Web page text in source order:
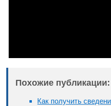
Похожие публикации:
Как получить